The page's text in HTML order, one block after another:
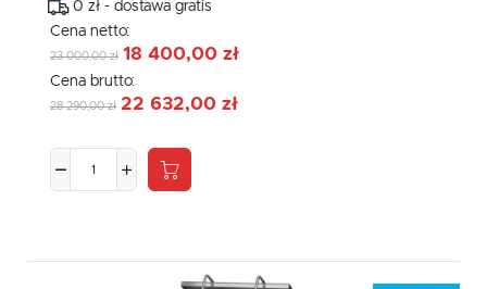
0 zł - dostawa gratis
Cena netto:
23 000,00 zł 18 400,00 zł
Cena brutto:
28 290,00 zł 22 632,00 zł